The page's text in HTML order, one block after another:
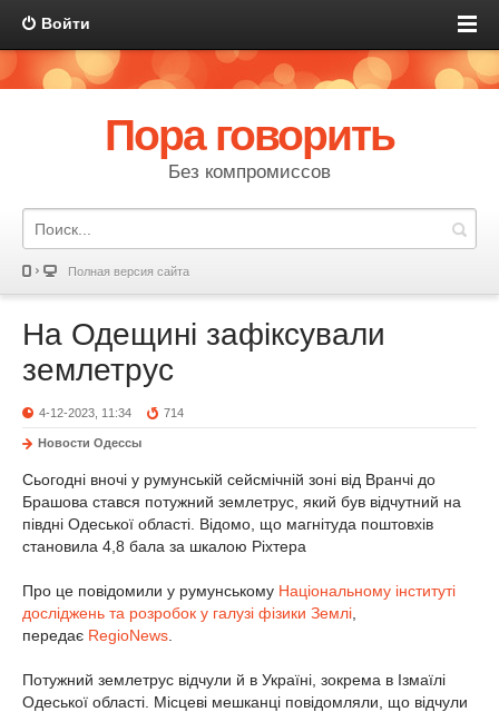
Войти
Пора говорить
Без компромиссов
Полная версия сайта
На Одещині зафіксували
землетрус
4-12-2023, 11:34 714
Новости Одессы
Сьогодні вночі у румунській сейсмічній зоні від Вранчі до
Брашова стався потужний землетрус, який був відчутний на
півдні Одеської області. Відомо, що магнітуда поштовхів
становила 4,8 бала за шкалою Ріхтера
Про це повідомили у румунському Національному інституті
досліджень та розробок у галузі фізики Землі
передає RegioNews
Потужний землетрус відчули й в Україні, зокрема в Ізмаїлі
Одеської області. Місцеві мешканці повідомляли, що відчули